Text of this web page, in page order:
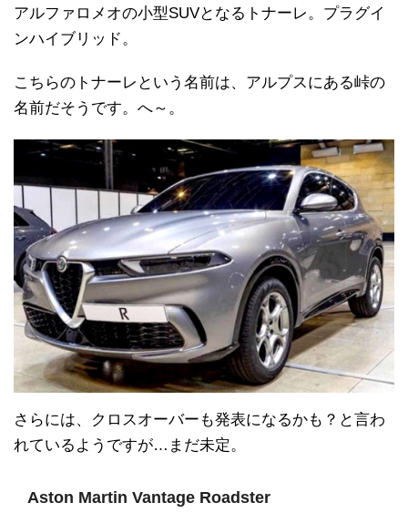
アルファロメオの小型SUVとなるトナーレ。プラグイ
ンハイブリッド。
こちらのトナーレという名前は、アルプスにある峠の
名前だそうです。へ～。
さらには、クロスオーバーも発表になるかも？と言わ
れているようですが…まだ未定。
Aston Martin Vantage Roadster